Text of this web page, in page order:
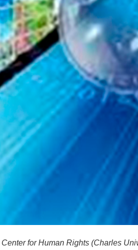
Center for Human Rights (Charles